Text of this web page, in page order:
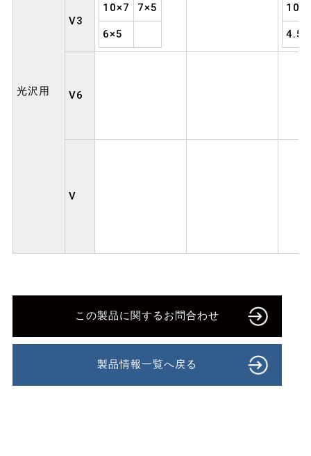
光沢用
V3
10×7 7×5
6×5
V6
V
この製品に関するお問合わせ
製品情報一覧へ戻る